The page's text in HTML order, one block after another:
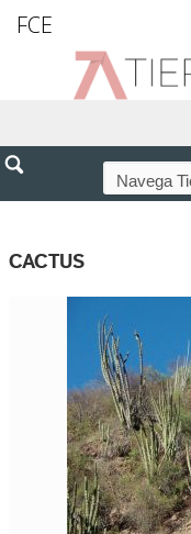
FCE
CACTUS